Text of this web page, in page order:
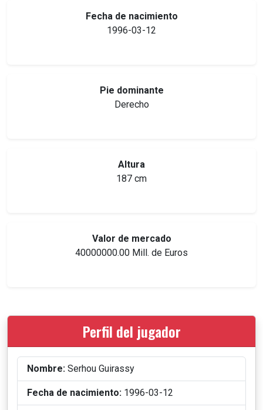
Fecha de nacimiento
1996-03-12
Pie dominante
Derecho
Altura
187 cm
Valor de mercado
40000000.00 Mill. de Euros
Perfil del jugador
Nombre: Serhou Guirassy
Fecha de nacimiento: 1996-03-12